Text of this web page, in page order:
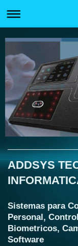
ADDSYS
Sistemas para
Personal,
Biometricos,
Software